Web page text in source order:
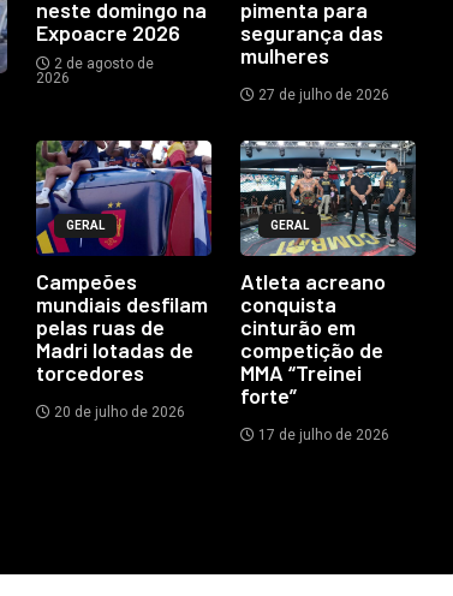
neste domingo na
Expoacre 2026
2 de agosto de
2026
pimenta para
segurança das
mulheres
27 de julho de 2026
GERAL
Campeões
mundiais desfilam
pelas ruas de
Madri lotadas de
torcedores
20 de julho de 2026
GERAL
Atleta acreano
conquista
cinturão em
competição de
MMA “Treinei
forte”
17 de julho de 2026